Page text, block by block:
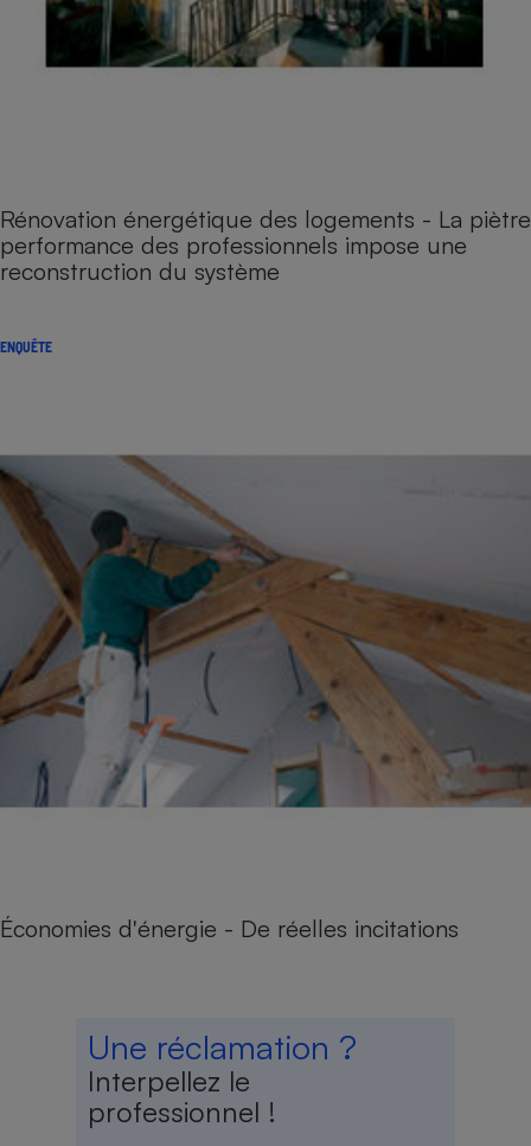
Rénovation énergétique des logements - La piètre
performance des professionnels impose une
reconstruction du système
ENQUÊTE
Économies d'énergie - De réelles incitations
Une réclamation ?
Interpellez le
professionnel !